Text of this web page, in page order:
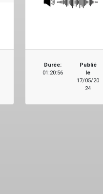
Durée:
01:20:56
Publié
le
17/05/20
24